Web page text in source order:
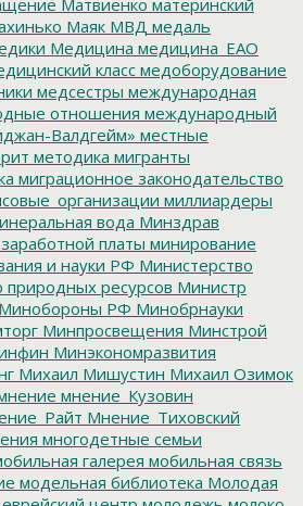
Маяк МВД медаль
Медицина медицина_ЕАО
класс медоборудование
медсестры международная
отношения международный
Валдгейм» местные
методика мигранты
миграционное законодательство
миллиардеры
вода Минздрав
платы минирование
и науки РФ Министерство
природных ресурсов Министр
Минобороны РФ Минобрнауки
Минпросвещения Минстрой
Минэкономразвития
Михаил Мишустин Михаил Озимок
мнение_Кузовин
Мнение_Тиховский
многодетные семьи
галерея мобильная связь
модельная библиотека Молодая